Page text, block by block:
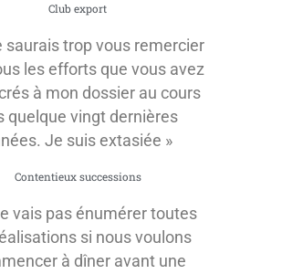
Club export
saurais trop vous remercier
les efforts que vous avez
à mon dossier au cours
quelque vingt dernières
Je suis extasiée »
Contentieux successions
vais pas énumérer toutes
si nous voulons
à dîner avant une